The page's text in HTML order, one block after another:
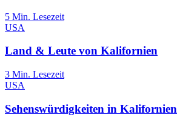
5 Min. Lesezeit
USA
Land & Leute von Kalifornien
3 Min. Lesezeit
USA
Sehenswürdigkeiten in Kalifornien